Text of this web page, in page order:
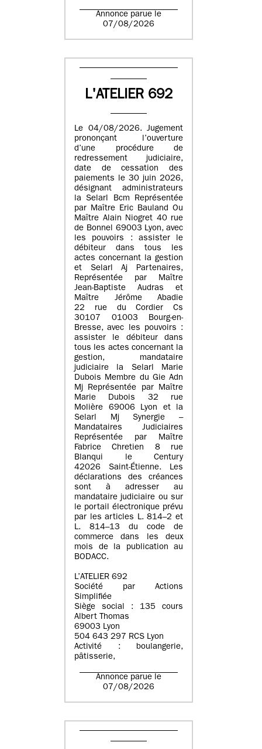
Annonce parue le
07/08/2026
L'ATELIER 692
Le 04/08/2026. Jugement
prononçant l’ouverture
d’une procédure de
redressement judiciaire,
date de cessation des
paiements le 30 juin 2026,
désignant administrateurs
la Selarl Bcm Représentée
par Maître Eric Bauland Ou
Maître Alain Niogret 40 rue
de Bonnel 69003 Lyon, avec
les pouvoirs : assister le
débiteur dans tous les
actes concernant la gestion
et Selarl Aj Partenaires,
Représentée par Maître
Jean-Baptiste Audras et
Maître Jérôme Abadie
22 rue du Cordier Cs
30107 01003 Bourg-en-
Bresse, avec les pouvoirs :
assister le débiteur dans
tous les actes concernant la
gestion, mandataire
judiciaire la Selarl Marie
Dubois Membre du Gie Adn
Mj Représentée par Maître
Marie Dubois 32 rue
Molière 69006 Lyon et la
Selarl Mj Synergie –
Mandataires Judiciaires
Représentée par Maître
Fabrice Chretien 8 rue
Blanqui le Century
42026 Saint-Étienne. Les
déclarations des créances
sont à adresser au
mandataire judiciaire ou sur
le portail électronique prévu
par les articles L. 814–2 et
L. 814–13 du code de
commerce dans les deux
mois de la publication au
BODACC.
L’ATELIER 692
Société par Actions
Simplifiée
Siège social : 135 cours
Albert Thomas
69003 Lyon
504 643 297 RCS Lyon
Activité : boulangerie,
pâtisserie,
Annonce parue le
07/08/2026